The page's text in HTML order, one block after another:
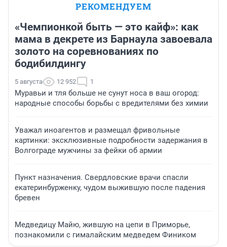
РЕКОМЕНДУЕМ
«Чемпионкой быть — это кайф»: как
мама в декрете из Барнаула завоевала
золото на соревнованиях по
бодибилдингу
5 августа 12 952 1
Муравьи и тля больше не сунут носа в ваш огород:
народные способы борьбы с вредителями без химии
Уважал иноагентов и размещал фривольные
картинки: эксклюзивные подробности задержания в
Волгограде мужчины за фейки об армии
Пункт назначения. Свердловские врачи спасли
екатеринбурженку, чудом выжившую после падения
бревен
Медведицу Майю, жившую на цепи в Приморье,
познакомили с гималайским медведем Фиником